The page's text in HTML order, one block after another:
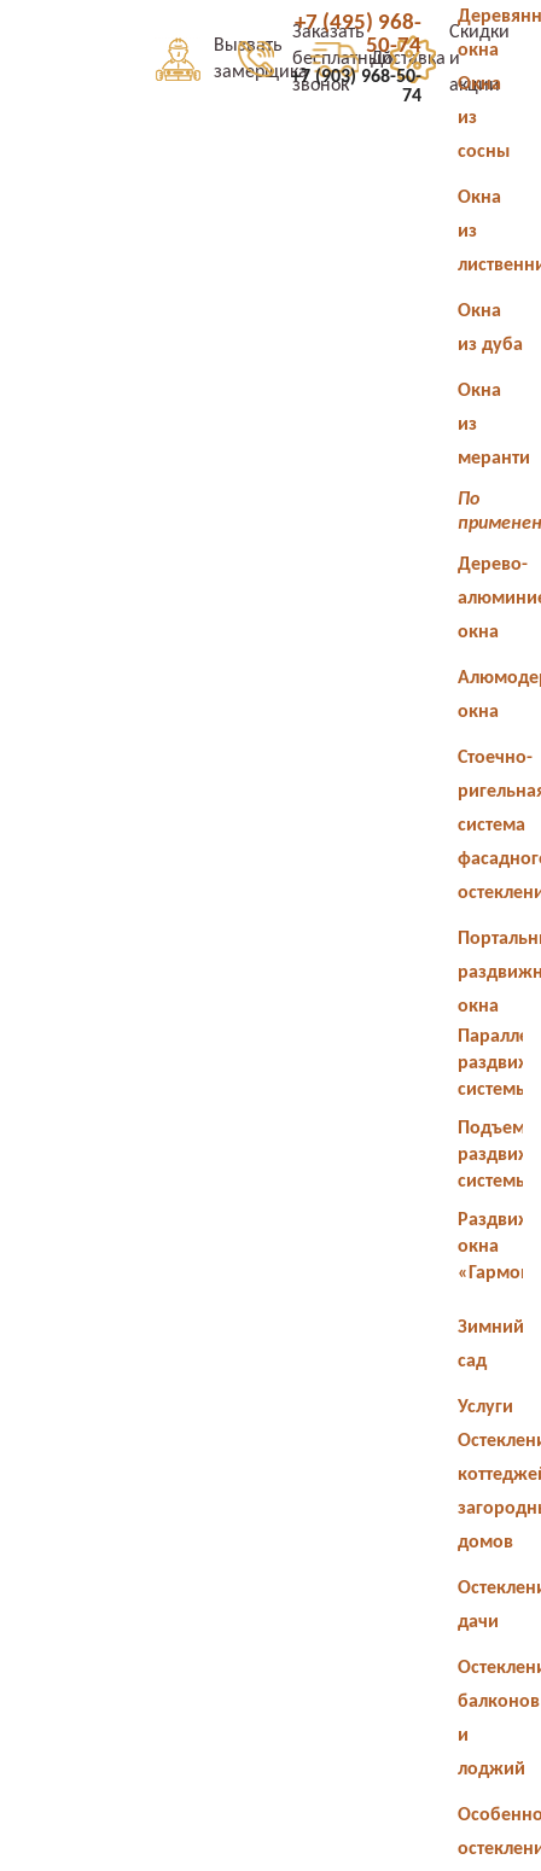
Вызвать
замерщика
Заказать
бесплатный
звонок
Доставка
Скидки
и
акции
+7 (495) 968-
50-74
+7 (903) 968-50-
74
окна
Окна
из
сосны
Окна
из
Окна
из дуба
Окна
из
меранти
По
Дерево-
окна
окна
Стоечно-
система
окна
системы
системы
окна
Зимний
сад
Услуги
домов
дачи
балконов
и
лоджий